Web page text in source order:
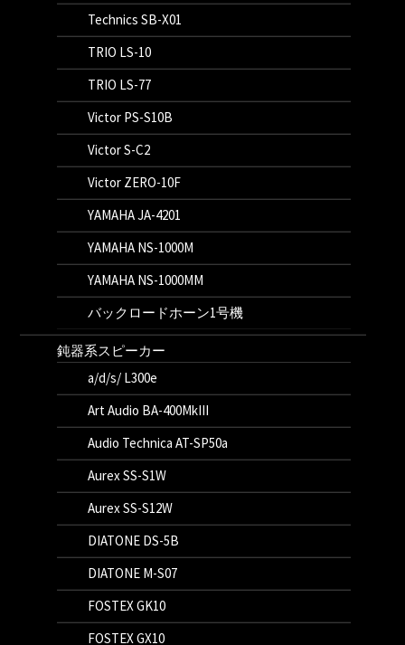
Technics SB-X01
TRIO LS-10
TRIO LS-77
Victor PS-S10B
Victor S-C2
Victor ZERO-10F
YAMAHA JA-4201
YAMAHA NS-1000M
YAMAHA NS-1000MM
バックロードホーン1号機
鈍器系スピーカー
a/d/s/ L300e
Art Audio BA-400MkIII
Audio Technica AT-SP50a
Aurex SS-S1W
Aurex SS-S12W
DIATONE DS-5B
DIATONE M-S07
FOSTEX GK10
FOSTEX GX10